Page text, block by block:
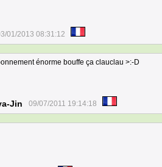
01/2013 08:31:12
énorme bouffe ça clauclau >:-D
Jin 09/07/2011 19:14:18